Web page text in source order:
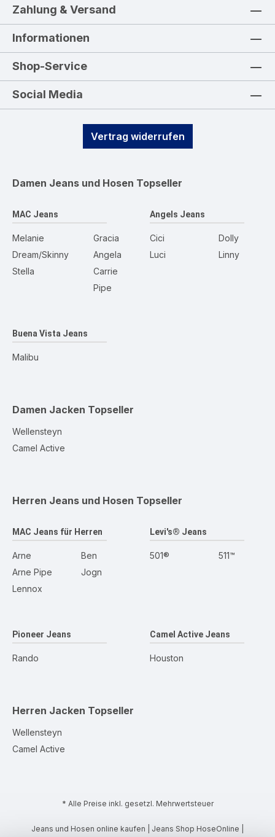
Zahlung & Versand
Informationen
Shop-Service
Social Media
Vertrag widerrufen
Damen Jeans und Hosen Topseller
MAC Jeans
Melanie
Dream/Skinny
Stella
Gracia
Angela
Carrie
Pipe
Angels Jeans
Cici
Luci
Dolly
Linny
Buena Vista Jeans
Malibu
Damen Jacken Topseller
Wellensteyn
Camel Active
Herren Jeans und Hosen Topseller
MAC Jeans für Herren
Arne
Arne Pipe
Lennox
Ben
Jogn
Levi's® Jeans
501® 511™
Pioneer Jeans
Rando
Camel Active Jeans
Houston
Herren Jacken Topseller
Wellensteyn
Camel Active
* Alle Preise inkl. gesetzl. Mehrwertsteuer
Jeans und Hosen online kaufen | Jeans Shop HoseOnline |